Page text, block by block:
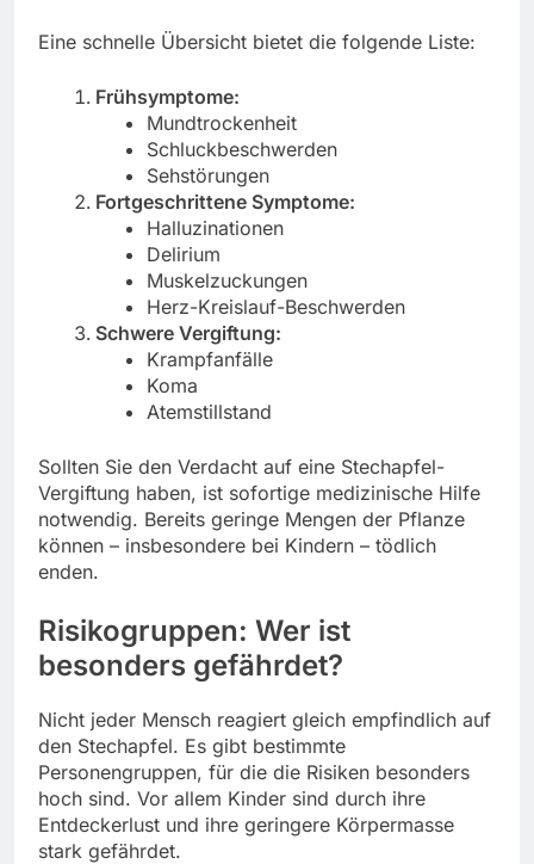
Eine schnelle Übersicht bietet die folgende Liste:
Frühsymptome:
Mundtrockenheit
Schluckbeschwerden
Sehstörungen
Fortgeschrittene Symptome:
Halluzinationen
Delirium
Muskelzuckungen
Herz-Kreislauf-Beschwerden
Schwere Vergiftung:
Krampfanfälle
Koma
Atemstillstand
Sollten Sie den Verdacht auf eine Stechapfel-
Vergiftung haben, ist sofortige medizinische Hilfe
notwendig. Bereits geringe Mengen der Pflanze
können – insbesondere bei Kindern – tödlich
enden.
Risikogruppen: Wer ist
besonders gefährdet?
Nicht jeder Mensch reagiert gleich empfindlich auf
den Stechapfel. Es gibt bestimmte
Personengruppen, für die die Risiken besonders
hoch sind. Vor allem Kinder sind durch ihre
Entdeckerlust und ihre geringere Körpermasse
stark gefährdet.